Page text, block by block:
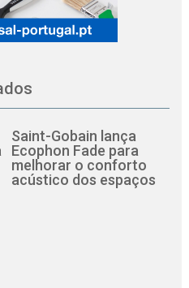
Saint-Gobain lança
Ecophon Fade para
melhorar o conforto
acústico dos espaços